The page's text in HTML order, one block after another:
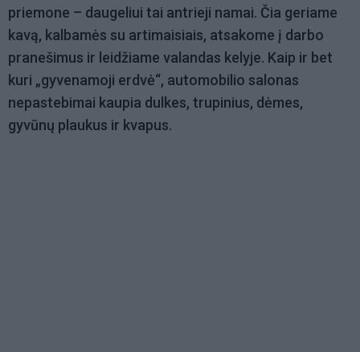
priemone – daugeliui tai antrieji namai. Čia geriame
kavą, kalbamės su artimaisiais, atsakome į darbo
pranešimus ir leidžiame valandas kelyje. Kaip ir bet
kuri „gyvenamoji erdvė“, automobilio salonas
nepastebimai kaupia dulkes, trupinius, dėmes,
gyvūnų plaukus ir kvapus.